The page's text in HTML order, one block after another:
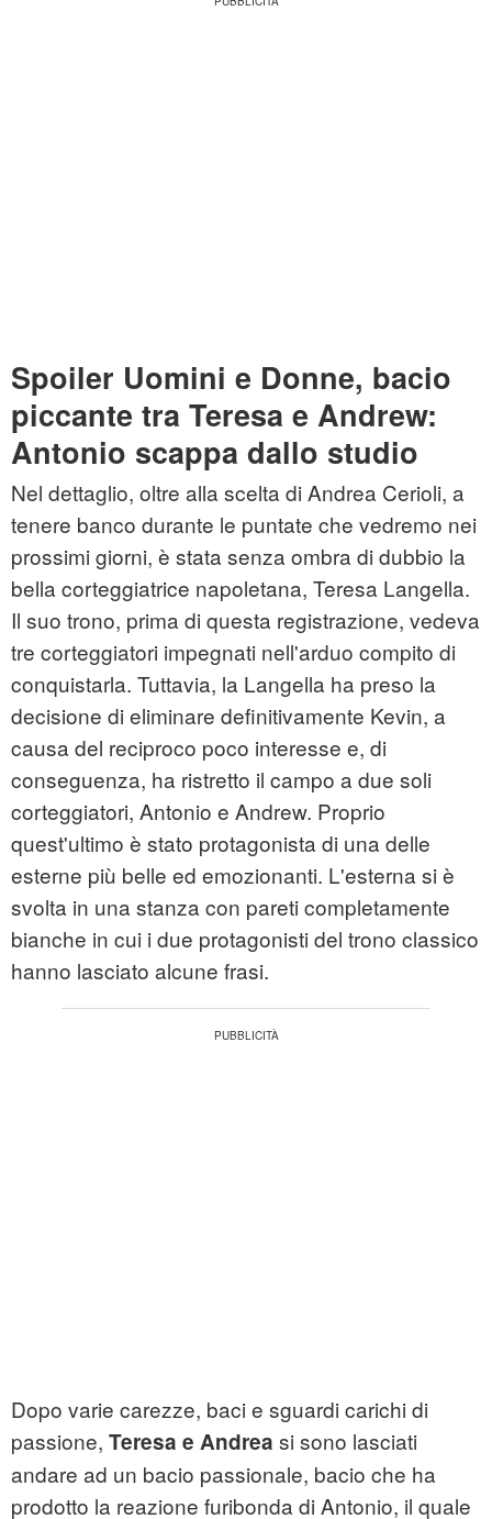
Spoiler Uomini e Donne, bacio
piccante tra Teresa e Andrew:
Antonio scappa dallo studio
Nel dettaglio, oltre alla scelta di Andrea Cerioli, a
tenere banco durante le puntate che vedremo nei
prossimi giorni, è stata senza ombra di dubbio la
bella corteggiatrice napoletana, Teresa Langella.
Il suo trono, prima di questa registrazione, vedeva
tre corteggiatori impegnati nell'arduo compito di
conquistarla. Tuttavia, la Langella ha preso la
decisione di eliminare definitivamente Kevin, a
causa del reciproco poco interesse e, di
conseguenza, ha ristretto il campo a due soli
corteggiatori, Antonio e Andrew. Proprio
quest'ultimo è stato protagonista di una delle
esterne più belle ed emozionanti. L'esterna si è
svolta in una stanza con pareti completamente
bianche in cui i due protagonisti del trono classico
hanno lasciato alcune frasi.
Dopo varie carezze, baci e sguardi carichi di
passione, Teresa e Andrea si sono lasciati
andare ad un bacio passionale, bacio che ha
prodotto la reazione furibonda di Antonio, il quale